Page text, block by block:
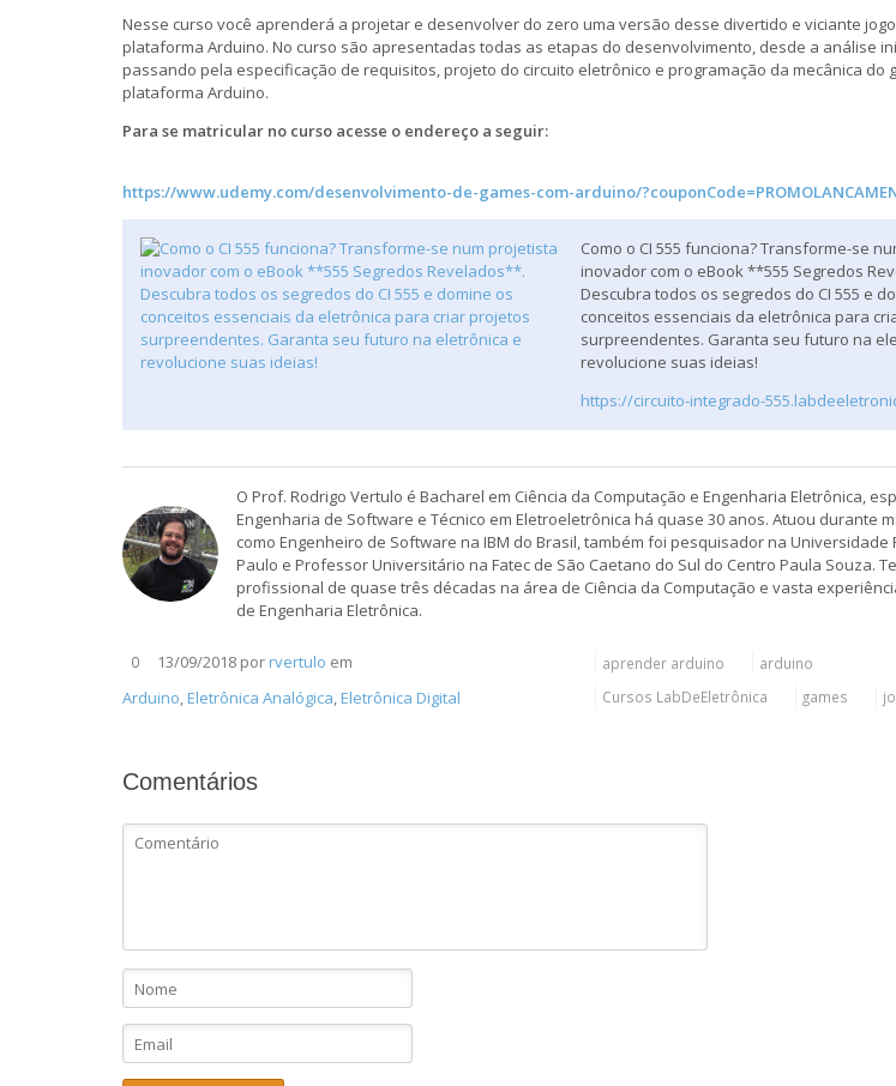
Nesse curso você aprenderá a projetar e desenvolver do zero uma versão desse divertido e viciante
plataforma Arduino. No curso são apresentadas todas as etapas do desenvolvimento, desde a análise
passando pela especificação de requisitos, projeto do circuito eletrônico e programação da mecânica do
plataforma Arduino.
Para se matricular no curso acesse o endereço a seguir:
https://www.udemy.com/desenvolvimento-de-games-com-arduino/
Como o CI 555 funciona? Transforme-se
inovador com o eBook **555 Segredos
Descubra todos os segredos do CI 555 e
conceitos essenciais da eletrônica para
surpreendentes. Garanta seu futuro na
revolucione suas ideias!
https://circuito-integrado-
O Prof. Rodrigo Vertulo é Bacharel em Ciência da Computação e Engenharia Eletrônica,
Engenharia de Software e Técnico em Eletroeletrônica há quase 30 anos. Atuou durante
como Engenheiro de Software na IBM do Brasil, também foi pesquisador na Universidade
Paulo e Professor Universitário na Fatec de São Caetano do Sul do Centro Paula Souza.
profissional de quase três décadas na área de Ciência da Computação e vasta
de Engenharia Eletrônica.
0 13/09/2018 por rvertulo em
Arduino Eletrônica Analógica Eletrônica Digital
aprender arduino
arduino
Cursos LabDeEletrônica
games
Comentários